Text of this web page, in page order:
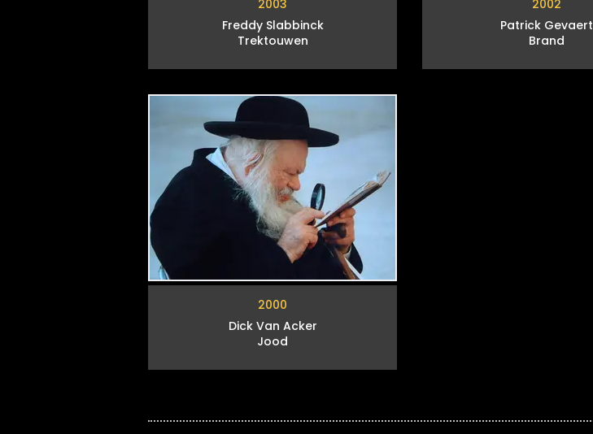
2003
Freddy Slabbinck
Trektouwen
2002
Patrick Gevaert
Brand
2000
Dick Van Acker
Jood